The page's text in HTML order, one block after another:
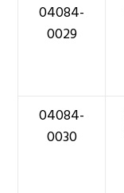
04084-
0029
04084-
0030